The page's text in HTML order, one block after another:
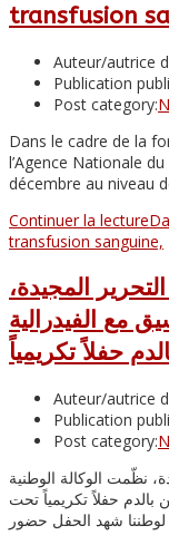
transfusion
Auteur/autrice
Publication
Post category:
Dans le cadre de la
l’Agence Nationale
décembre au niveau
Continuer la lecture
transfusion sanguine,
حرب التحرير المجيدة،
مع الفيدرالية
حفلاً تكريمياً
Auteur/autrice
Publication
Post category:
المجيدة، نظّمت الوكالة الوطنية
بالدم حفلاً تكريمياً تحت